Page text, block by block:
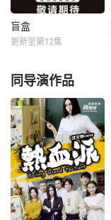
用真诚与创意打动
游客。尽管在创业
路上笑料百出，但
旅行
盲盒
每天 更2五个相互
独立，又彼此呼应
的故事——用一场
精心策划的“夏令
营”完成复仇的受害
者；临终前与遗憾
和解的“无用之
人”；共享同一具躯
体的人格“刮刮
乐”；病床前不离不
盲盒
更新至第12集
同导演作品